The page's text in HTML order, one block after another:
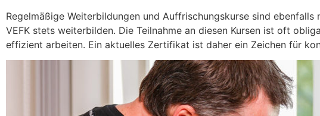
Regelmäßige Weiterbildungen und Auffrischungskurse sind
VEFK stets weiterbilden. Die Teilnahme an diesen Kursen ist oft
effizient arbeiten. Ein aktuelles Zertifikat ist daher ein Zeichen für